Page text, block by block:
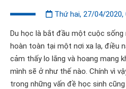
Thứ hai, 27/04/2020,
Du học là bắt đầu một cuộc sống
hoàn toàn tại một nơi xa lạ, điều
cảm thấy lo lắng và hoang mang
mình sẽ ở như thế nào. Chính vì
trong những vấn đề học sinh